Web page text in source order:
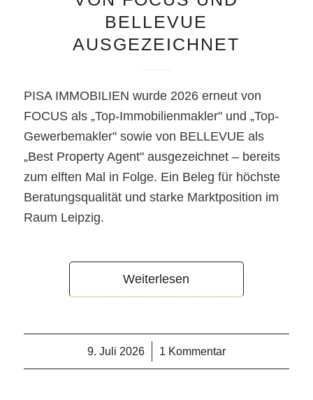
BELLEVUE
AUSGEZEICHNET
PISA IMMOBILIEN wurde 2026 erneut von
FOCUS als „Top-Immobilienmakler" und „Top-
Gewerbemakler" sowie von BELLEVUE als
„Best Property Agent" ausgezeichnet – bereits
zum elften Mal in Folge. Ein Beleg für höchste
Beratungsqualität und starke Marktposition im
Raum Leipzig.
Weiterlesen
9. Juli 2026
/ 1 Kommentar